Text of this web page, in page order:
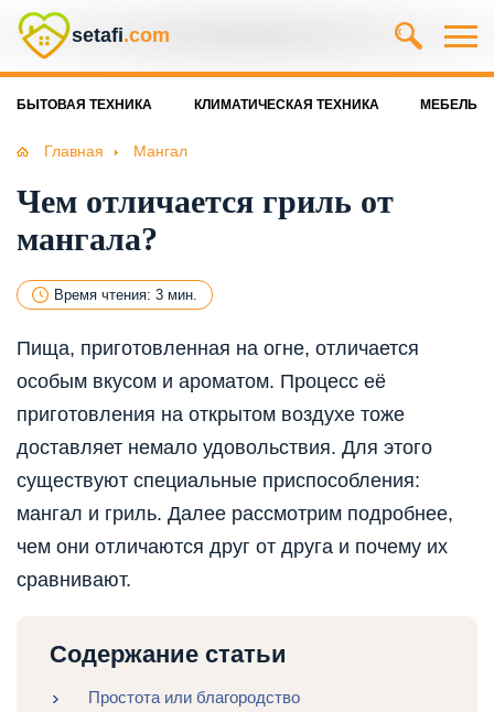
setafi.com
БЫТОВАЯ ТЕХНИКА КЛИМАТИЧЕСКАЯ ТЕХНИКА МЕБЕЛЬ
Главная Мангал
Чем отличается гриль от
мангала?
Время чтения: 3 мин.
Пища, приготовленная на огне, отличается
особым вкусом и ароматом. Процесс её
приготовления на открытом воздухе тоже
доставляет немало удовольствия. Для этого
существуют специальные приспособления:
мангал и гриль. Далее рассмотрим подробнее,
чем они отличаются друг от друга и почему их
сравнивают.
Содержание статьи
Простота или благородство